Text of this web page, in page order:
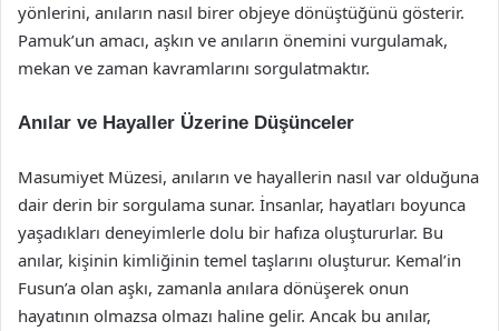
yönlerini, anıların nasıl birer objeye dönüştüğünü gösterir.
Pamuk’un amacı, aşkın ve anıların önemini vurgulamak,
mekan ve zaman kavramlarını sorgulatmaktır.
Anılar ve Hayaller Üzerine Düşünceler
Masumiyet Müzesi, anıların ve hayallerin nasıl var olduğuna
dair derin bir sorgulama sunar. İnsanlar, hayatları boyunca
yaşadıkları deneyimlerle dolu bir hafıza oluştururlar. Bu
anılar, kişinin kimliğinin temel taşlarını oluşturur. Kemal’in
Fusun’a olan aşkı, zamanla anılara dönüşerek onun
hayatının olmazsa olmazı haline gelir. Ancak bu anılar,